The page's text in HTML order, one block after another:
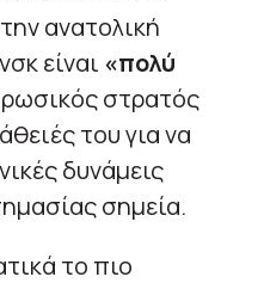
ανατολική
είναι «πολύ
στρατός
του για να
δυνάμεις
σημεία.
το πιο